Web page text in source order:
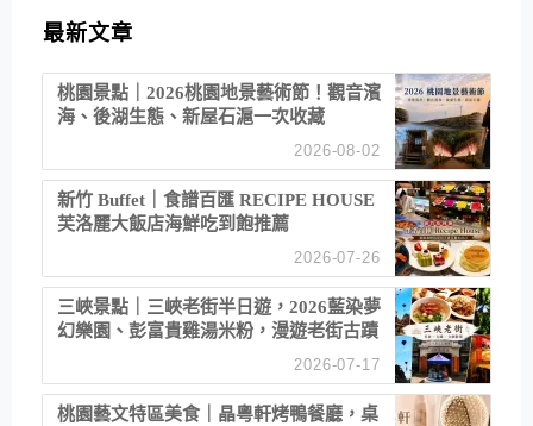
最新文章
桃園景點｜2026桃園地景藝術節！觀音濱
海、後湖生態、新屋石滬一次收藏
2026-08-02
新竹 Buffet｜食譜百匯 RECIPE HOUSE
芙洛麗大飯店海鮮吃到飽推薦
2026-07-26
三峽景點｜三峽老街半日遊，2026藍染夢
幻樂園、彭富貴雞湯米粉，漫遊老街古蹟
2026-07-17
桃園藝文特區美食｜晶粵軒烤鴨餐廳，桌